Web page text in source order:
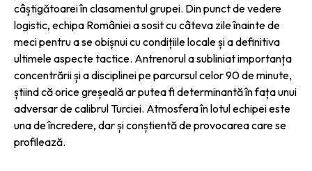
câștigătoarei în clasamentul grupei. Din punct de vedere
logistic, echipa României a sosit cu câteva zile înainte de
meci pentru a se obișnui cu condițiile locale și a definitiva
ultimele aspecte tactice. Antrenorul a subliniat importanța
concentrării și a disciplinei pe parcursul celor 90 de minute,
știind că orice greșeală ar putea fi determinantă în fața unui
adversar de calibrul Turciei. Atmosfera în lotul echipei este
una de încredere, dar și conștientă de provocarea care se
profilează.